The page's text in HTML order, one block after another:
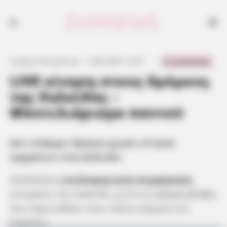
LIVE κίνηση στους δρόμους
της Χαλκίδας –
Μποτιλιάρισμα παντού
Δεν υπάρχει δρόμος χωρίς κίνηση
οχημάτων στη Χαλκίδα
κυκλοφοριακή συμφόρηση
Ευρίπου.